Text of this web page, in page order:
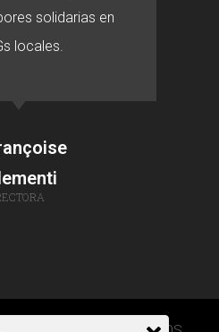
solidarias en
locales.